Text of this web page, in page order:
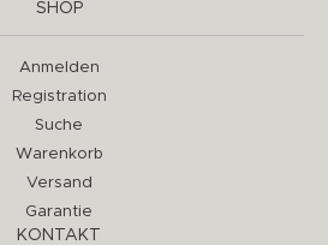
SHOP
Anmelden
Registration
Suche
Warenkorb
Versand
Garantie
KONTAKT